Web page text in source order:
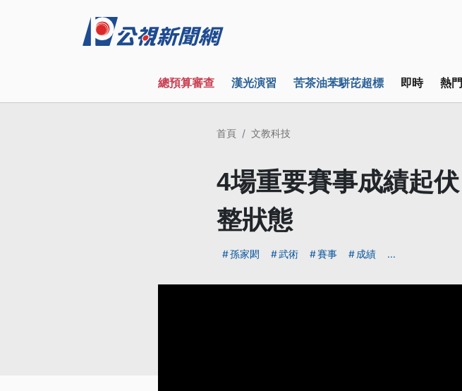
總預算審查 漢光演習 苦茶油苯駢芘超標 即時 熱
首頁 文教科技
4場重要賽事成績起
整狀態
孫家閎 武術 賽事 成績 ...